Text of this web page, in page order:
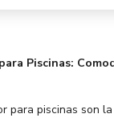
Piscinas:
para piscinas son